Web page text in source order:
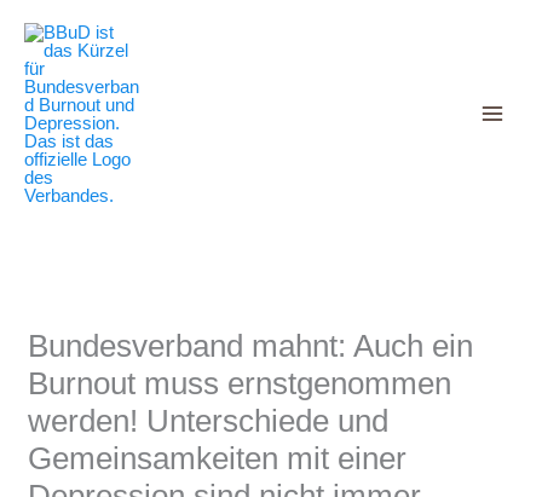
Inhalt
springen
Bundesverband mahnt: Auch ein
Burnout muss ernstgenommen
werden! Unterschiede und
Gemeinsamkeiten mit einer